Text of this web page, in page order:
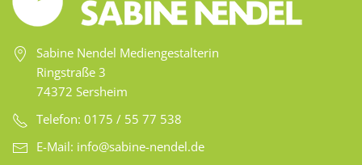
Sabine Nendel Mediengestalterin
Ringstraße 3
74372 Sersheim
Telefon: 0175 / 55 77 538
E-Mail: info@sabine-nendel.de